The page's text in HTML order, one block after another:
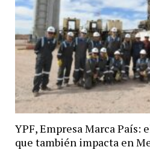
YPF, Empresa Marca
que también impacta en